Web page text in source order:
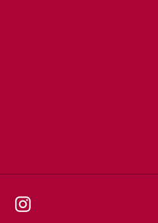
FacebookInstagram